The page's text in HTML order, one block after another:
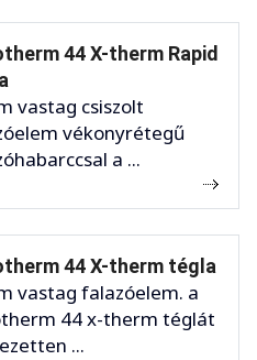
44 X-therm Rapid
vastag csiszolt
vékonyrétegű
a ...
44 X-therm tégla
vastag falazóelem. a
44 x-therm téglát
...